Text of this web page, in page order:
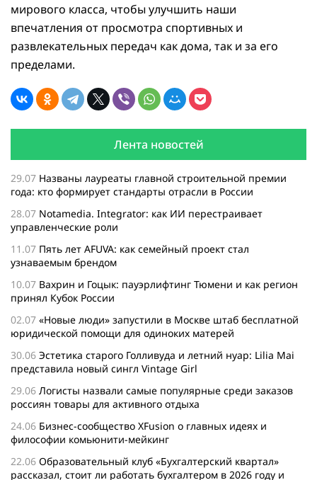
мирового класса, чтобы улучшить наши
впечатления от просмотра спортивных и
развлекательных передач как дома, так и за его
пределами.
Лента новостей
29.07 Названы лауреаты главной строительной премии
года: кто формирует стандарты отрасли в России
28.07 Notamedia. Integrator: как ИИ перестраивает
управленческие роли
11.07 Пять лет AFUVA: как семейный проект стал
узнаваемым брендом
10.07 Вахрин и Гоцык: пауэрлифтинг Тюмени и как регион
принял Кубок России
02.07 «Новые люди» запустили в Москве штаб бесплатной
юридической помощи для одиноких матерей
30.06 Эстетика старого Голливуда и летний нуар: Lilia Mai
представила новый сингл Vintage Girl
29.06 Логисты назвали самые популярные среди заказов
россиян товары для активного отдыха
24.06 Бизнес-сообщество XFusion о главных идеях и
философии комьюнити-мейкинг
22.06 Образовательный клуб «Бухгалтерский квартал»
рассказал, стоит ли работать бухгалтером в 2026 году и